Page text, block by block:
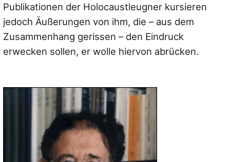
Publikationen der Holocaustleugner kursieren
jedoch Äußerungen von ihm, die – aus dem
Zusammenhang gerissen – den Eindruck
erwecken sollen, er wolle hiervon abrücken.